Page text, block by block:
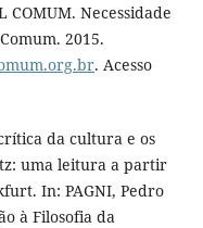
COMUM. Necessidade
2015.
. Acesso
da cultura e os
uma leitura a partir
In: PAGNI, Pedro
à Filosofia da